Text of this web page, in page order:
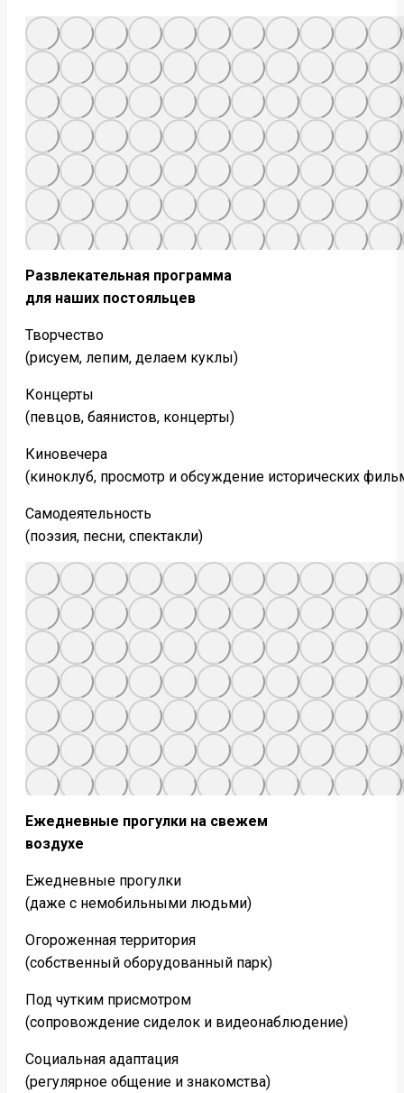
Развлекательная программа
для наших постояльцев
Творчество
(рисуем, лепим, делаем куклы)
Концерты
(певцов, баянистов, концерты)
Киновечера
(киноклуб, просмотр и обсуждение исторических
Самодеятельность
(поэзия, песни, спектакли)
Ежедневные прогулки на свежем
воздухе
Ежедневные прогулки
(даже с немобильными людьми)
Огороженная территория
(собственный оборудованный парк)
Под чутким присмотром
(сопровождение сиделок и видеонаблюдение)
Социальная адаптация
(регулярное общение и знакомства)